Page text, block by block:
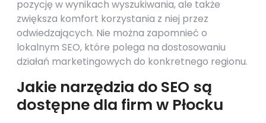
pozycję w wynikach wyszukiwania, ale także
zwiększa komfort korzystania z niej przez
odwiedzających. Nie można zapomnieć o
lokalnym SEO, które polega na dostosowaniu
działań marketingowych do konkretnego regionu.
Jakie narzędzia do SEO są
dostępne dla firm w Płocku